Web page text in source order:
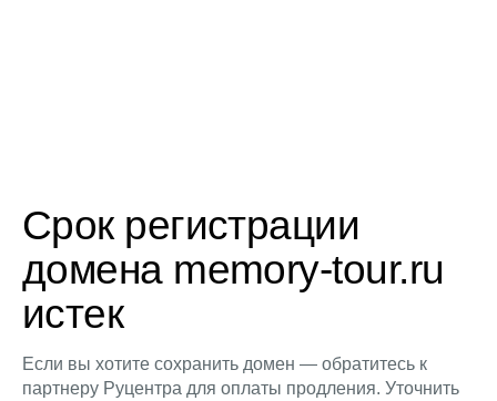
Срок регистрации
домена memory-tour.ru
истек
Если вы хотите сохранить домен — обратитесь к
партнеру Руцентра для оплаты продления. Уточнить